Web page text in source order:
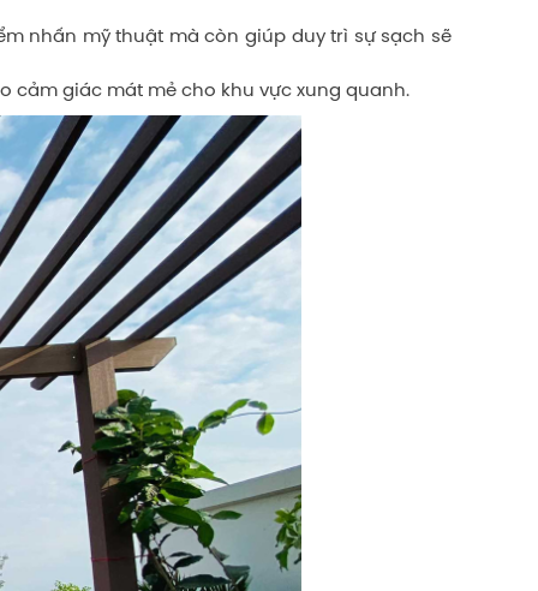
nhấn mỹ thuật mà còn giúp duy trì sự sạch sẽ
cảm giác mát mẻ cho khu vực xung quanh.